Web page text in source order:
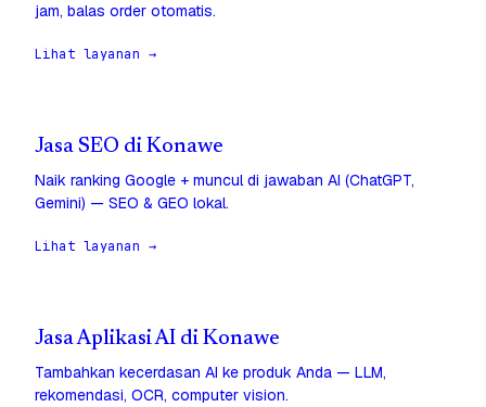
jam, balas order otomatis.
Lihat layanan →
Jasa SEO di Konawe
Naik ranking Google + muncul di jawaban AI (ChatGPT,
Gemini) — SEO & GEO lokal.
Lihat layanan →
Jasa Aplikasi AI di Konawe
Tambahkan kecerdasan AI ke produk Anda — LLM,
rekomendasi, OCR, computer vision.